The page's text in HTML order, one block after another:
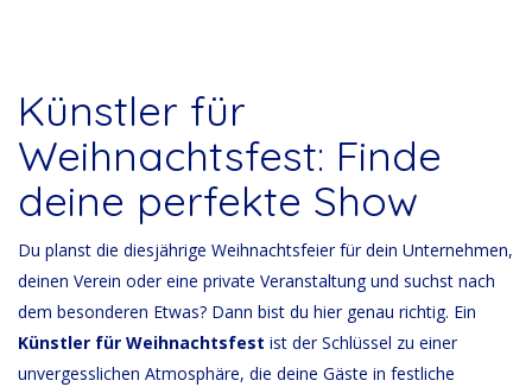
Künstler für
Weihnachtsfest: Finde
deine perfekte Show
Du planst die diesjährige Weihnachtsfeier für dein Unternehmen,
deinen Verein oder eine private Veranstaltung und suchst nach
dem besonderen Etwas? Dann bist du hier genau richtig. Ein
Künstler für Weihnachtsfest ist der Schlüssel zu einer
unvergesslichen Atmosphäre, die deine Gäste in festliche